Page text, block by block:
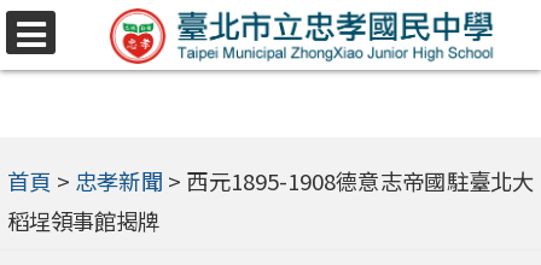
跳
至
內
容
選
首頁 > 忠孝新聞 > 西元1895-1908德意志帝國駐臺北大
稻埕領事館揭牌